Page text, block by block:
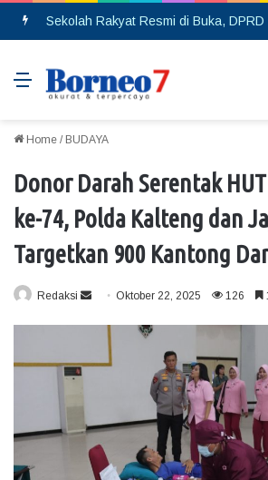
Menu
Home / BUDAYA
Donor Darah Serentak
ke-74, Polda Kalteng dan
Targetkan 900 Kantong
Redaksi
d
e
m
a
Oktober 22, 2025 126